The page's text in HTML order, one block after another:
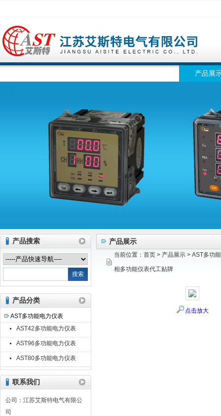
江苏艾斯特电气有限公司
产品展
产品搜索
产品分类
AST多功能电力仪表
AST42多功能电力仪表
AST96多功能电力仪表
AST80多功能电力仪表
联系我们
公司：江苏艾斯特电气有限公
司
产品展示
当前位置： 首页 > 产品展示 > AST多功
相多功能仪表代工贴牌
点击放大